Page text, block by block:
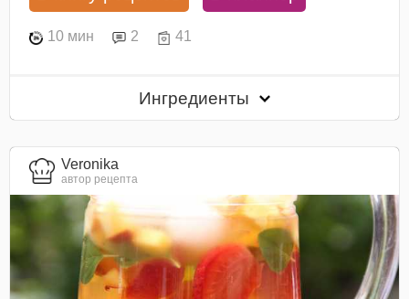
10 мин 2 41
Ингредиенты
Veronika
автор рецепта